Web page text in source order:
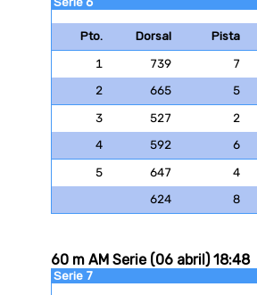
Pto. Dorsal Pista
1
739 7
2
665 5
3
527 2
4
592 6
5
647 4
624
8
Serie 7
60 m AM Serie (06 abril) 18:48